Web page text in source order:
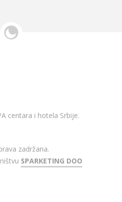
centara i hotela Srbije.
zadržana.
SPARKETING DOO